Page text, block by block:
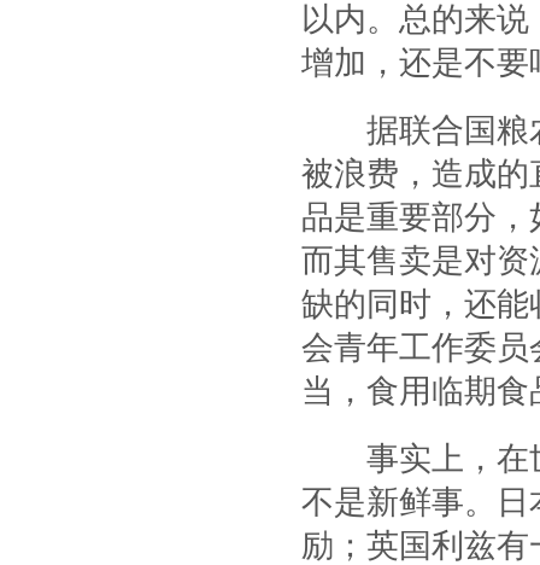
以内。总的来
增加，还是不要
据联合国粮农
被浪费，造成的
品是重要部分
而其售卖是对
缺的同时，还
会青年工作委员
当，食用临期
事实上，在世
不是新鲜事。
励；英国利兹有